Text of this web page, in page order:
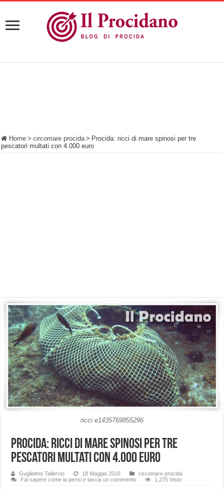
Home > circomare procida > Procida: ricci di mare spinosi per tre
pescatori multati con 4.000 euro
ricci e1435769855296
Procida: ricci di mare spinosi per tre
pescatori multati con 4.000 euro
Guglielmo Taliercio 18 Maggio 2016
circomare procida
Fai sapere come la pensi e lascia un commento
1,275 Visto